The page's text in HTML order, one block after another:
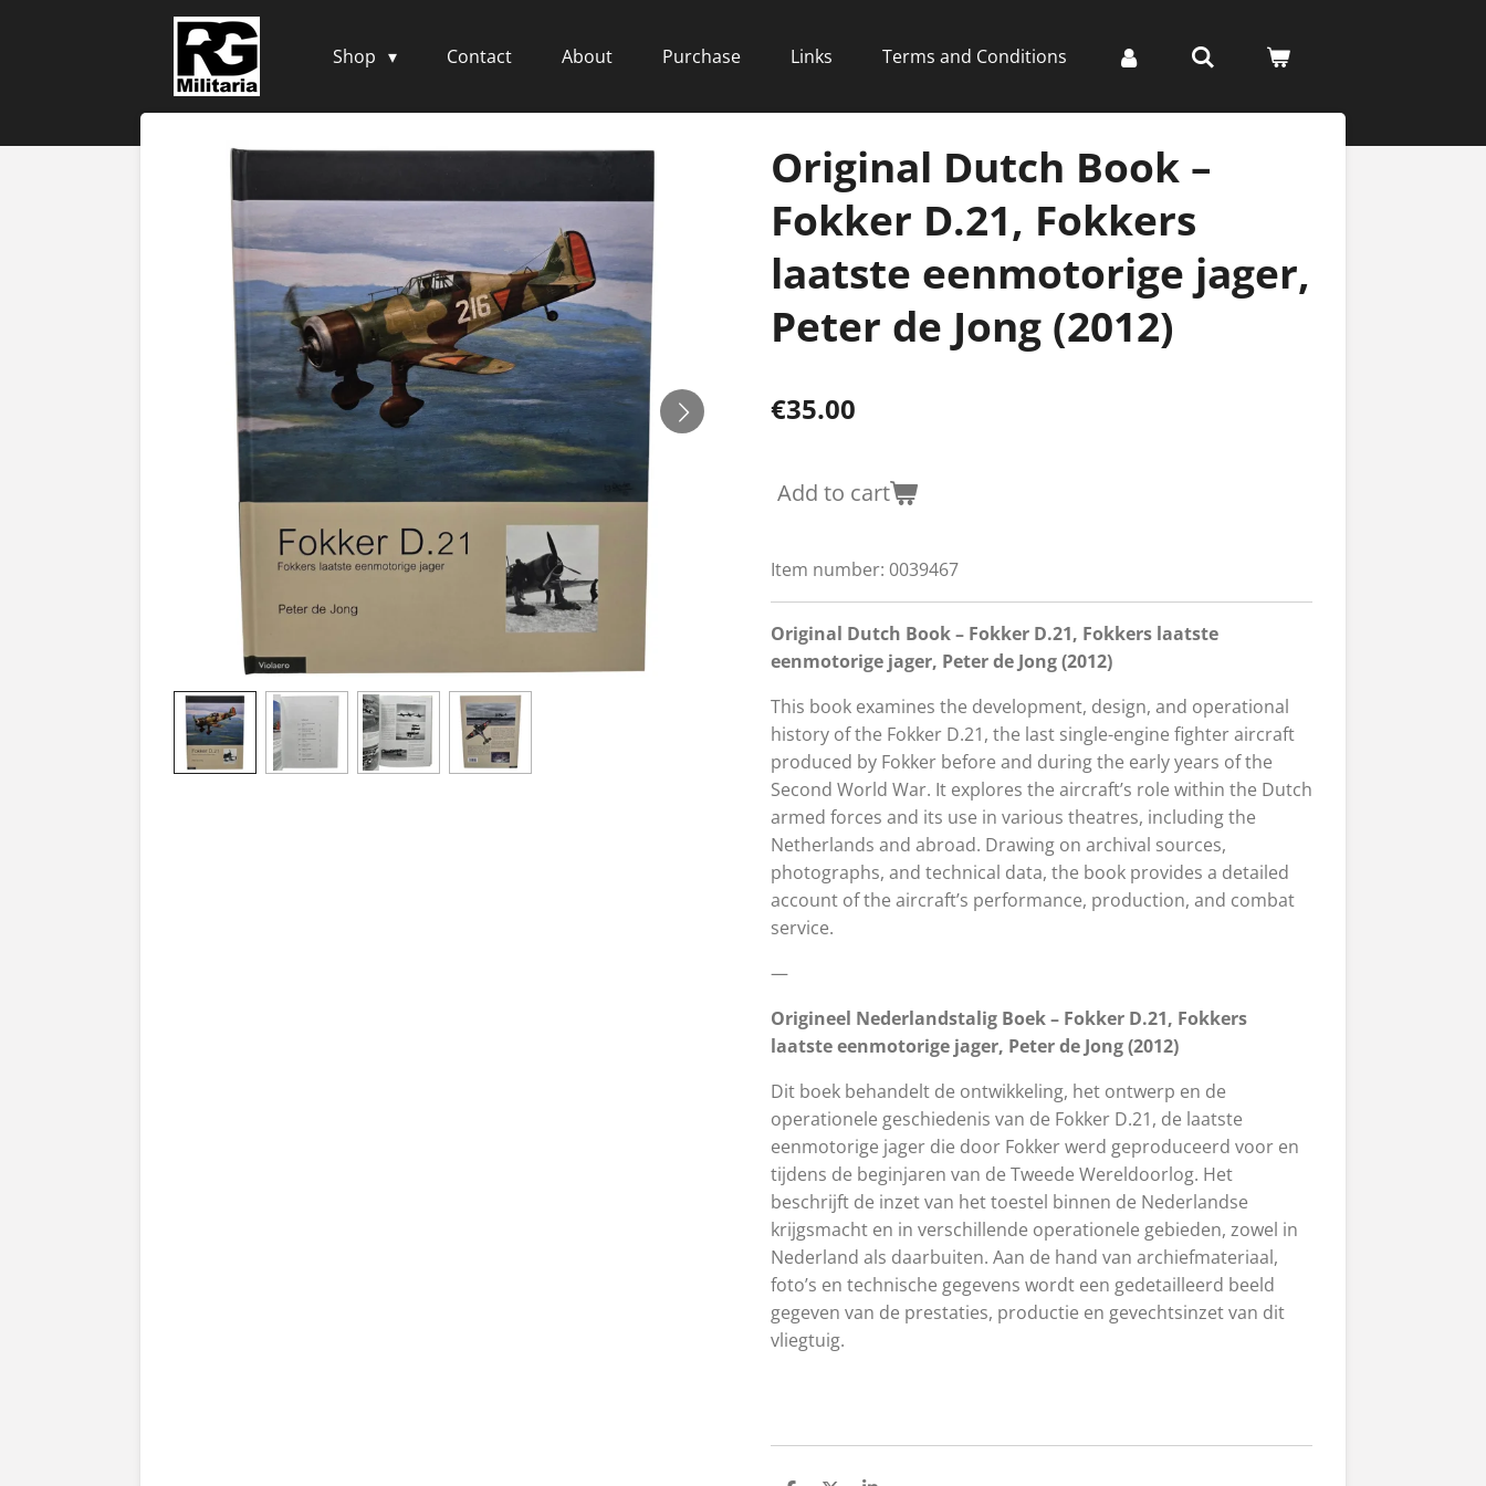
Shop Contact About Purchase Links Terms and Conditions
Original Dutch Book –
Fokker D.21, Fokkers
laatste eenmotorige jager,
Peter de Jong (2012)
€35.00
Add to cart
Item number: 0039467
Original Dutch Book – Fokker D.21, Fokkers laatste
eenmotorige jager, Peter de Jong (2012)
This book examines the development, design, and operational
history of the Fokker D.21, the last single-engine fighter aircraft
produced by Fokker before and during the early years of the
Second World War. It explores the aircraft’s role within the Dutch
armed forces and its use in various theatres, including the
Netherlands and abroad. Drawing on archival sources,
photographs, and technical data, the book provides a detailed
account of the aircraft’s performance, production, and combat
service.
—
Origineel Nederlandstalig Boek – Fokker D.21, Fokkers
laatste eenmotorige jager, Peter de Jong (2012)
Dit boek behandelt de ontwikkeling, het ontwerp en de
operationele geschiedenis van de Fokker D.21, de laatste
eenmotorige jager die door Fokker werd geproduceerd voor en
tijdens de beginjaren van de Tweede Wereldoorlog. Het
beschrijft de inzet van het toestel binnen de Nederlandse
krijgsmacht en in verschillende operationele gebieden, zowel in
Nederland als daarbuiten. Aan de hand van archiefmateriaal,
foto’s en technische gegevens wordt een gedetailleerd beeld
gegeven van de prestaties, productie en gevechtsinzet van dit
vliegtuig.